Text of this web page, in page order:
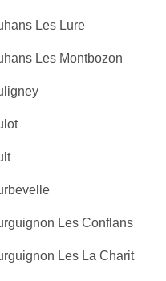
Les Lure
Les Montbozon
Les Conflans
Les La Charit